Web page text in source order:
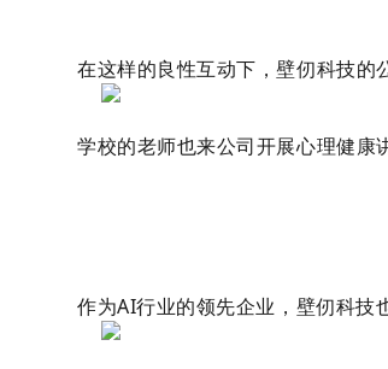
在这样的良性互动下，壁仞科技的
学校的老师也来公司开展心理健康
作为AI行业的领先企业，壁仞科技